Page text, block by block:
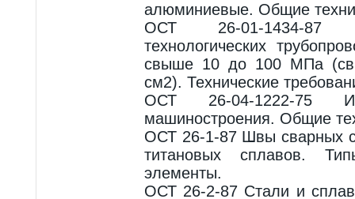
алюминиевые. Общие
ОСТ 26-01-1434-87
технологических
свыше 10 до 100 МПа
см2). Технические
ОСТ 26-04-1222-75
машиностроения. Общие
ОСТ 26-1-87 Швы сварных
титановых сплавов.
элементы.
ОСТ 26-2-87 Стали и